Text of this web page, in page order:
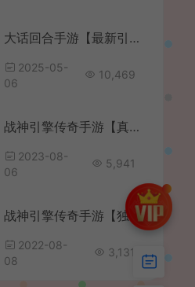
大话回合手游【最新引擎之缥缈西游渡劫定制修改版】最新整理Linux手工服务端+安卓苹果双端+管理后台+CDK后台+详细搭建教程+视频教程
2025-05-
06
10,469
战神引擎传奇手游【真彩大乱斗三职业白猪3】最新整理Win系特色服务端+安卓苹果双端+GM授权物品后台+详细搭建教程
2023-08-
06
5,941
战神引擎传奇手游【独断万古无双合击版】最新整理WIN系特色服务端+安卓+GM授权后台+详细搭建教程
2022-08-
08
3,131